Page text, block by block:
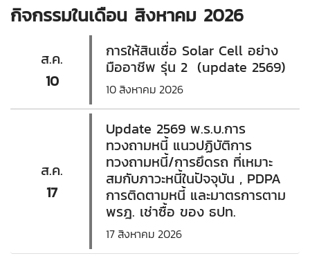
กิจกรรมในเดือน สิงหาคม 2026
ส.ค.
10
การให้สินเชื่อ Solar Cell อย่าง
มืออาชีพ รุ่น 2 (update 2569)
10 สิงหาคม 2026
ส.ค.
17
Update 2569 พ.ร.บ.การ
ทวงถามหนี้ แนวปฏิบัติการ
ทวงถามหนี้/การยึดรถ ที่เหมาะ
สมกับภาวะหนี้ในปัจจุบัน , PDPA
การติดตามหนี้ และมาตรการตาม
พรฎ. เช่าซื้อ ของ ธปท.
17 สิงหาคม 2026